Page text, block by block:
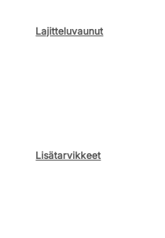
Lajitteluvaunut
Lisätarvikkeet